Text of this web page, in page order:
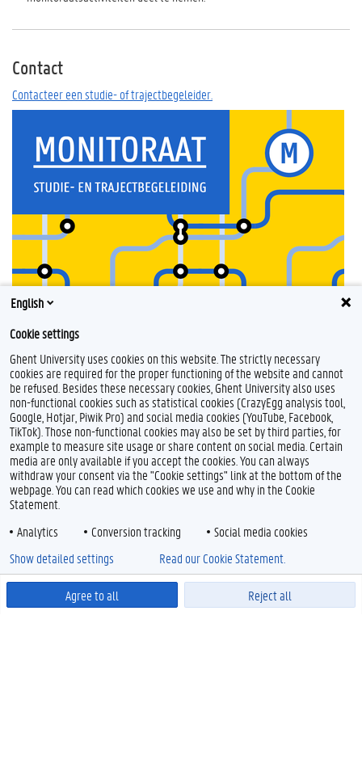
Contact
Contacteer een studie- of trajectbegeleider.
English
Cookie settings
Ghent University uses cookies on this website. The strictly necessary
cookies are required for the proper functioning of the website and cannot
be refused. Besides these necessary cookies, Ghent University also uses
non-functional cookies such as statistical cookies (CrazyEgg analysis tool,
Google, Hotjar, Piwik Pro) and social media cookies (YouTube, Facebook,
TikTok). Those non-functional cookies may also be set by third parties, for
example to measure site usage or share content on social media. Certain
media are only available if you accept the cookies. You can always
withdraw your consent via the "Cookie settings" link at the bottom of the
webpage. You can read which cookies we use and why in the Cookie
Statement.
Analytics
Conversion tracking Social media cookies
Agree to all Reject all
Show detailed settings Read our Cookie Statement.